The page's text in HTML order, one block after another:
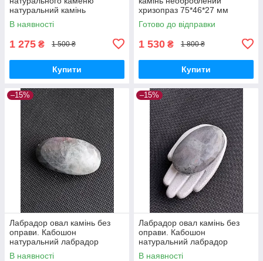
натуральний камінь
лабрадор фігурка змія
лабрадор без оправи.Індія
В наявності
1 275 ₴ 1 500 ₴
Купити
хризопраз 75*46*27 мм
Готово до відправки
1 530 ₴ 1 800 ₴
Купити
–15%
Лабрадор овал камінь без
оправи. Кабошон
натуральний лабрадор
58*31*20 мм. Індія.
В наявності
–15%
Лабрадор овал камінь без
оправи. Кабошон
натуральний лабрадор
62*38*22 мм. Індія.
В наявності